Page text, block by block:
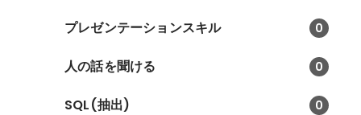
プレゼンテーションスキル 0
人の話を聞ける 0
SQL(抽出) 0